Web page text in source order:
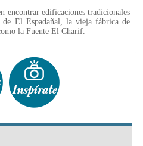
encontrar edificaciones tradicionales
El Espadañal, la vieja fábrica de
la Fuente El Charif.